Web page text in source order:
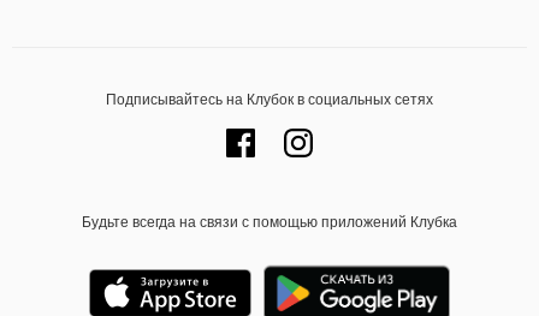
Подписывайтесь на Клубок в социальных сетях
Будьте всегда на связи с помощью приложений Клубка